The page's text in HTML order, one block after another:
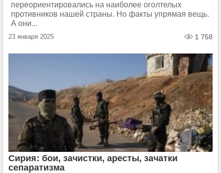
переориентировались на наиболее оголтелых
противников нашей страны. Но факты упрямая вещь.
А они...
23 января 2025 1 758
Сирия: бои, зачистки, аресты, зачатки
сепаратизма